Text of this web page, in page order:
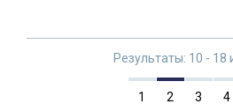
Результаты: 10 - 18
1 2 3 4